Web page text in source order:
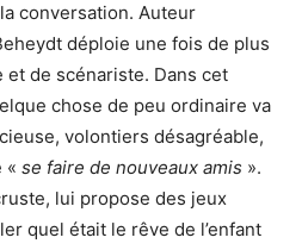
conversation. Auteur
déploie une fois de plus
de scénariste. Dans cet
chose de peu ordinaire va
volontiers désagréable,
« se faire de nouveaux amis ».
lui propose des jeux
quel était le rêve de l’enfant